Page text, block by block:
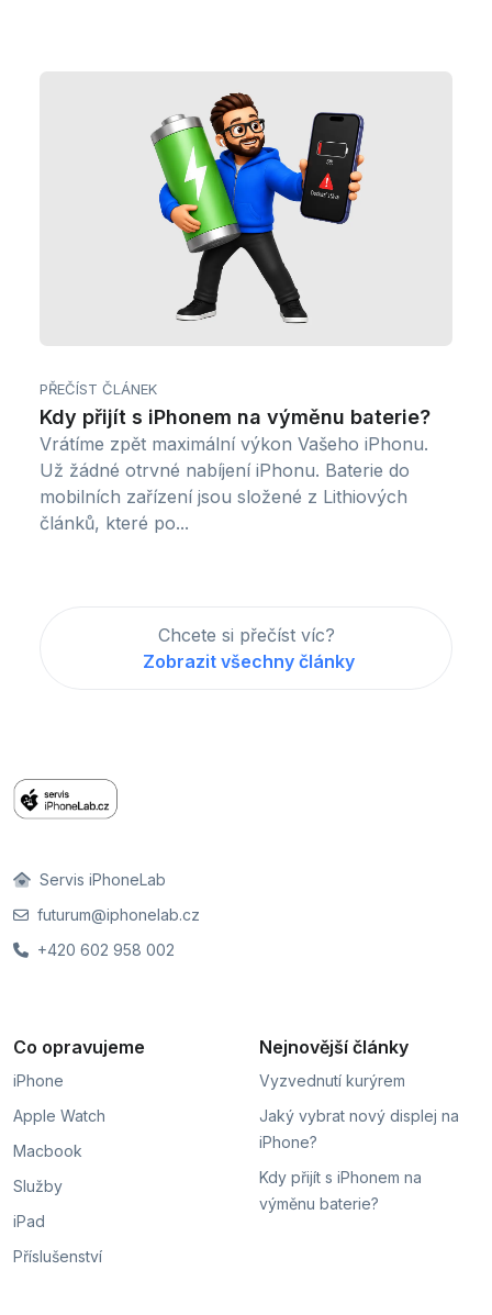
PŘEČÍST ČLÁNEK
Kdy přijít s iPhonem na výměnu baterie?
Vrátíme zpět maximální výkon Vašeho iPhonu.
Už žádné otrvné nabíjení iPhonu. Baterie do
mobilních zařízení jsou složené z Lithiových
článků, které po...
Chcete si přečíst víc?
Zobrazit všechny články
Servis iPhoneLab
futurum@iphonelab.cz
+420 602 958 002
Co opravujeme
iPhone
Apple Watch
Macbook
Služby
iPad
Příslušenství
Nejnovější články
Vyzvednutí kurýrem
Jaký vybrat nový displej na
iPhone?
Kdy přijít s iPhonem na
výměnu baterie?